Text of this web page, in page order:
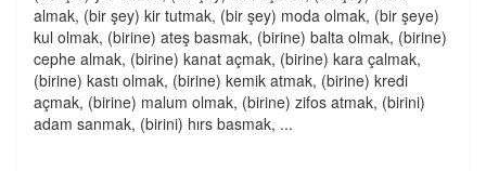
almak, (bir şey) kir tutmak, (bir şey) moda olmak, (bir şeye)
kul olmak, (birine) ateş basmak, (birine) balta olmak, (birine)
cephe almak, (birine) kanat açmak, (birine) kara çalmak,
(birine) kastı olmak, (birine) kemik atmak, (birine) kredi
açmak, (birine) malum olmak, (birine) zifos atmak, (birini)
adam sanmak, (birini) hırs basmak, ...